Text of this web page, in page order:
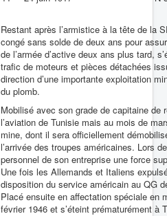
Restant après l’armistice à la tête de la
congé sans solde de deux ans pour
de l’armée d’active deux ans plus tard,
trafic de moteurs et pièces détachées
direction d’une importante exploitation
du plomb.
Mobilisé avec son grade de capitaine de
l’aviation de Tunisie mais au mois de
mine, dont il sera officiellement
l’arrivée des troupes américaines. Lors
personnel de son entreprise une force
Une fois les Allemands et Italiens
disposition du service américain au QG
Placé ensuite en affectation spéciale en
février 1946 et s’éteint prématurément